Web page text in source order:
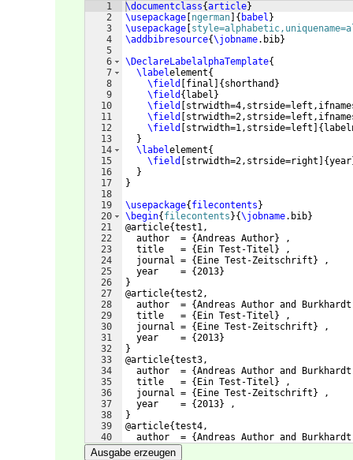
1
2
3
4
5
6
7
8
9
10
11
12
13
14
15
16
17
18
19
20
21
22
23
24
25
26
27
28
29
30
31
32
33
34
35
36
37
38
39
40
41
\documentclass{article}
\usepackage ngerman { babel }
\usepackage
\addbibresource{\jobname.bib}
\DeclareLabelalphaTemplate{
\labelelement{
\field
final { shorthand }
\field { label }
\field
\field
\field
strwidth=1,strside=left {
}
\labelelement{
\field
strwidth=2,strside=right {year
}
}
\usepackage{ filecontents }
\begin{ filecontents }{\jobname.bib}
@article{test1,
  author  =
{Andreas Author} ,
  title   =
{ Ein Test-Titel } ,
  journal =
{ Eine Test-Zeitschrift } ,
  year    =
{2013}
}
@article{test2,
  author  =
{Andreas Author and
  title   =
{ Ein Test-Titel } ,
  journal =
{ Eine Test-Zeitschrift } ,
  year    =
{2013}
}
@article{test3,
  author  =
{Andreas Author and
  title   =
{ Ein Test-Titel } ,
  journal =
{ Eine Test-Zeitschrift } ,
  year    =
{2013} ,
}
@article{test4,
  author  =
{Andreas Author and
    Daniel Duthor
Ausgabe erzeugen